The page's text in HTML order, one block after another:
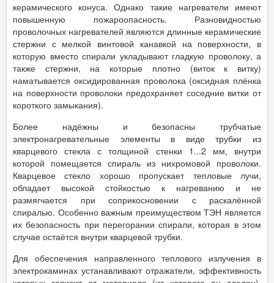
керамического конуса. Однако такие нагреватели имеют
повышенную пожароопасность. Разновидностью
проволочных нагревателей являются длинные керамические
стержни с мелкой винтовой канавкой на поверхности, в
которую вместо спирали укладывают гладкую проволоку, а
также стержни, на которые плотно (виток к витку)
наматывается оксидированная проволока (оксидная плёнка
на поверхности проволоки предохраняет соседние витки от
короткого замыкания).
Более надёжны и безопасны трубчатые
электронагревательные элементы в виде трубки из
кварцевого стекла с толщиной стенки 1...2 мм, внутри
которой помещается спираль из нихромовой проволоки.
Кварцевое стекло хорошо пропускает тепловые лучи,
обладает высокой стойкостью к нагреванию и не
размягчается при соприкосновении с раскалённой
спиралью. Особенно важным преимуществом ТЭН является
их безопасность при перегорании спирали, которая в этом
случае остаётся внутри кварцевой трубки.
Для обеспечения направленного теплового излучения в
электрокаминах устанавливают отражатели, эффективность